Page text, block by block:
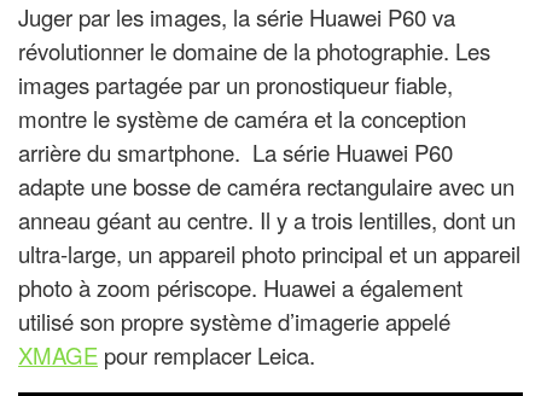
Juger par les images, la série Huawei P60 va
révolutionner le domaine de la photographie. Les
images partagée par un pronostiqueur fiable,
montre le système de caméra et la conception
arrière du smartphone. La série Huawei P60
adapte une bosse de caméra rectangulaire avec un
anneau géant au centre. Il y a trois lentilles, dont un
ultra-large, un appareil photo principal et un appareil
photo à zoom périscope. Huawei aégalement
utilisé son propre système d’imagerie appelé
XMAGE pour remplacer Leica.